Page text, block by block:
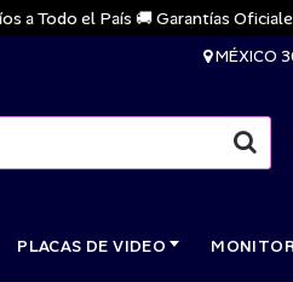
el País 🚚 Garantías Oficiales 🔒
MÉXICO
PLACAS DE VIDEO